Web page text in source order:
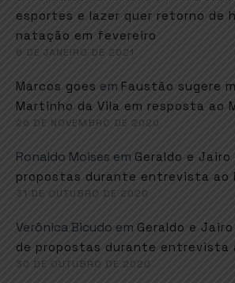
esportes e lazer quer retorno de
natação em fevereiro
6 DE JANEIRO DE 2021
Marcos goes em Faustão sugere
Martinho da Vila em resposta ao
26 DE NOVEMBRO DE 2020
Ronaldo Moises em Geraldo e
propostas durante entrevista ao
31 DE OUTUBRO DE 2020
Verônica Bicudo em Geraldo e
de propostas durante entrevista
30 DE OUTUBRO DE 2020